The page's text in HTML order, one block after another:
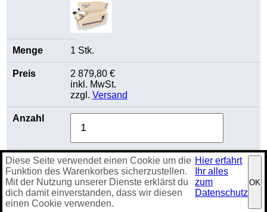
Diese Seite verwendet einen Cookie um die
Funktion des Warenkorbes sicherzustellen.
Mit der Nutzung unserer Dienste erklärst du
dich damit einverstanden, dass wir diesen
einen Cookie verwenden.
Hier erfahrt
Ihr alles
zum
Datenschutz
OK
1 Stk.
2 879,80 €
inkl. MwSt.
zzgl. Versand
Details zeigen